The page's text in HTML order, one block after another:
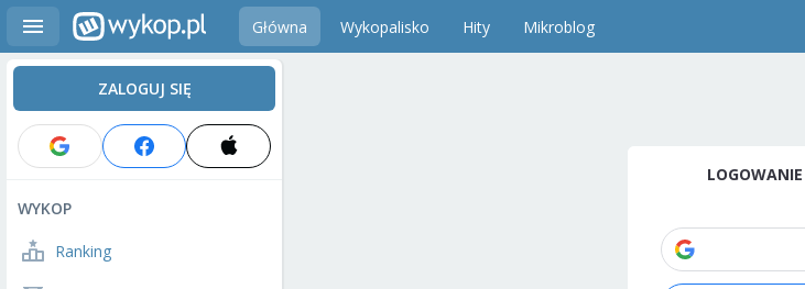
Główna Wykopalisko Hity Mikroblog
ZALOGUJ SIĘ
WYKOP
Ranking
LOGOWANIE